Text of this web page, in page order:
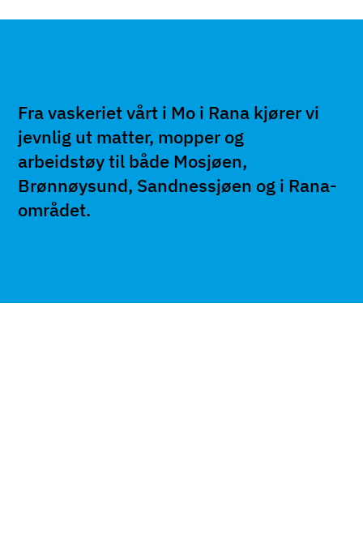
Fra vaskeriet vårt i Mo i Rana kjører vi
jevnlig ut matter, mopper og
arbeidstøy til både Mosjøen,
Brønnøysund, Sandnessjøen og i Rana-
området.